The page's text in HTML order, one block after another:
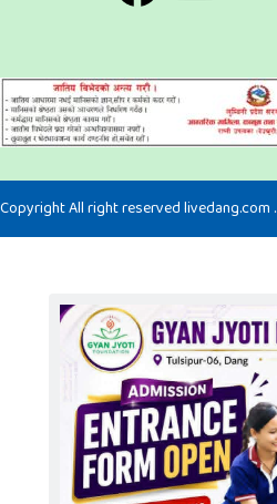
Copyright All right reserved livedang.com